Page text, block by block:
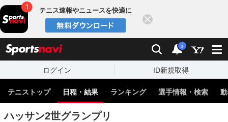
テニス速報やニュースを快適に
検索 通知
i
ログイン ID新規取得
テニストップ 日程・結果 ランキング 選手情報・検索
ハッサン2世グランプリ